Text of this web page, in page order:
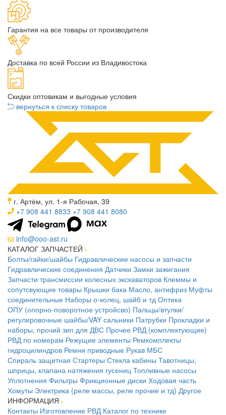
Гарантия на все товары от производителя
Доставка по всей России из Владивостока
Скидки оптовикам и выгодные условия
вернуться к списку товаров
г. Артём, ул. 1-я Рабочая, 39
+7 908 441 8833 +7 908 441 8080
info@ooo-ast.ru
КАТАЛОГ ЗАПЧАСТЕЙ
Болты/гайки/шайбы Гидравлические насосы и запчасти
Гидравлические соединения Датчики Замки зажигания
Запчасти трансмиссии колесных экскаваторов Клеммы и
сопутсвующие товары Крышки бака Масло, антифриз Муфты
соединительные Наборы о-колец, шайб и тд Оптика
ОПУ (опорно-поворотное устройсво) Пальцы/втулки/
регулировочные шайбы/VAY сальники Патрубки Прокладки и
наборы, прочий зип для ДВС Прочее РВД (комплектующие)
РВД по номерам Режущие элементы Ремкомплекты
гидроцилиндров Ремни приводные Рукав МБС
Спираль защитная Стартеры Стекла кабины Тавотницы,
шприцы, клапана натяжения гусениц Топливные насосы
Уплотнения Фильтры Фрикционные диски Ходовая часть
Хомуты Электрика (реле массы, реле прочие и тд) Другое
ИНФОРМАЦИЯ
Контакты Изготовление РВД Каталог по технике